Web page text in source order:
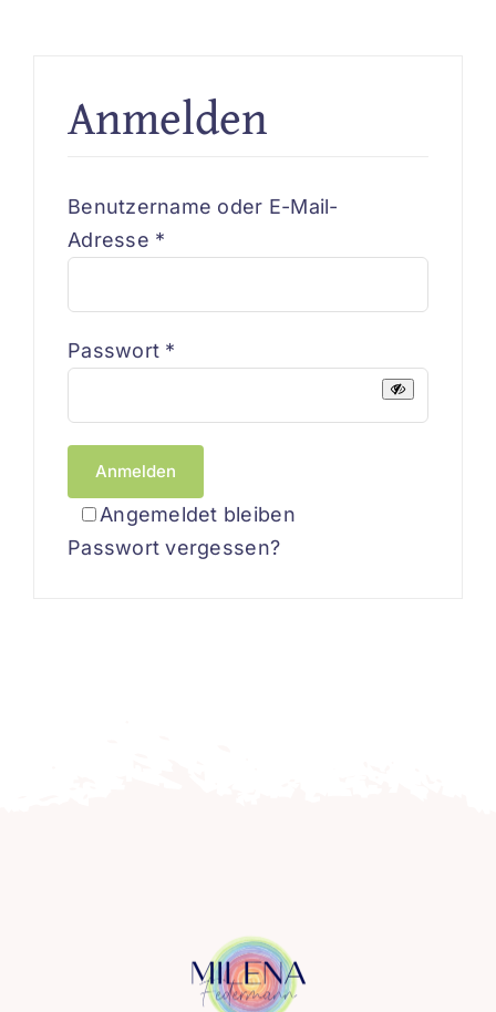
Anmelden
Benutzername oder E-Mail-
Adresse *
Passwort *
Angemeldet bleiben
Anmelden
Passwort vergessen?